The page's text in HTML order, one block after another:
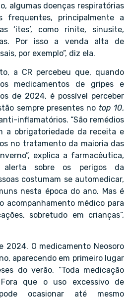
algumas doenças respiratórias
frequentes, principalmente a
‘ites’, como rinite, sinusite,
Por isso a venda alta de
por exemplo”, diz ela.
a CR percebeu que, quando
medicamentos de gripes e
de 2024, é possível perceber
sempre presentes no top 10,
inflamatórios. “São remédios
a obrigatoriedade da receita e
no tratamento da maioria das
explica a farmacêutica,
sobre os perigos da
costumam se automedicar,
nesta época do ano. Mas é
acompanhamento médico para
sobretudo em crianças”,
2024. O medicamento Neosoro
aparecendo em primeiro lugar
do verão. “Toda medicação
que o uso excessivo de
pode ocasionar até mesmo